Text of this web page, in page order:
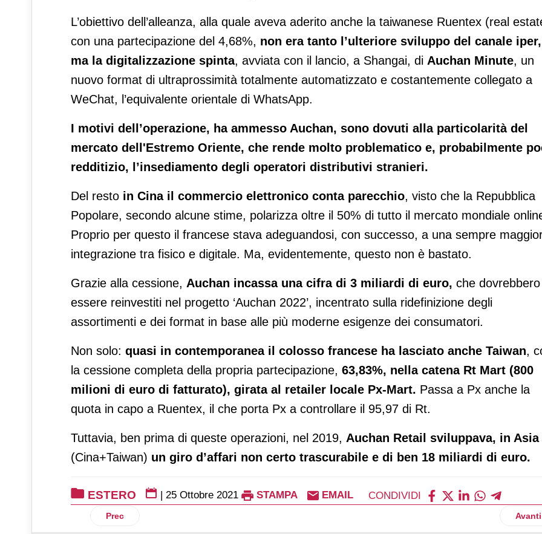
L’obiettivo dell’alleanza, alla quale aveva aderito anche la taiwanese Ruentex (real
con una partecipazione del 4,68%, non era tanto l’ulteriore sviluppo del canale iper,
ma la digitalizzazione spinta, avviata con il lancio, a Shangai, di Auchan Minute, un
nuovo format di ultraprossimità totalmente automatizzato e costantemente collegato a
WeChat, l’equivalente orientale di WhatsApp.
I motivi dell’operazione, ha ammesso Auchan, sono dovuti alla particolarità del
mercato dell'Estremo Oriente, che rende molto problematico e, probabilmente
redditizio, l’insediamento degli operatori distributivi stranieri.
Del resto in Cina il commercio elettronico conta parecchio, visto che la Repubblica
Popolare, secondo alcune stime, polarizza oltre il 50% di tutto il mercato mondiale
Proprio per questo il francese stava adeguandosi, con successo, a una sempre
integrazione tra fisico e digitale. Ma, evidentemente, questo non è bastato.
Grazie alla cessione, Auchan incassa una cifra di 3 miliardi di euro, che dovrebbero
essere reinvestiti nel progetto ‘Auchan 2022’, incentrato sulla ridefinizione degli
assortimenti e dei format in base alle più moderne esigenze dei consumatori.
Non solo: quasi in contemporanea il colosso francese ha lasciato anche Taiwan,
la cessione completa della propria partecipazione, 63,83%, nella catena Rt Mart (800
milioni di euro di fatturato), girata al retailer locale Px-Mart. Passa a Px anche la
quota in capo a Ruentex, il che porta Px a controllare il 95,97 di Rt.
Tuttavia, ben prima di queste operazioni, nel 2019, Auchan Retail sviluppava, in Asia
(Cina+Taiwan) un giro d’affari non certo trascurabile e di ben 18 miliardi di euro.
ESTERO | 25 Ottobre 2021 STAMPA EMAIL CONDIVIDI
Articolo precedente: Gorillas porta la spesa Tesco in tutto il Regno Unito
Prec Avanti